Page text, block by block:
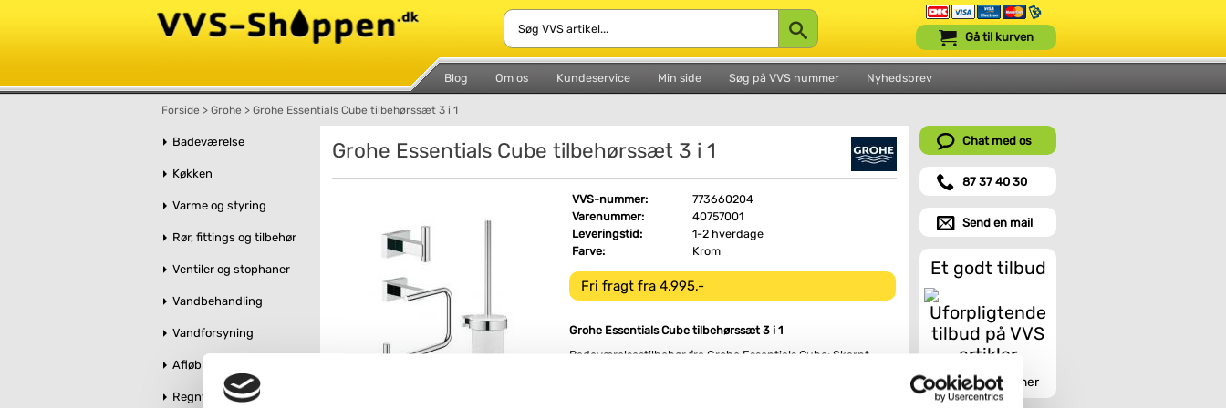
Blog Om os Kundeservice Min side Søg på VVS nummer Nyhedsbrev
Gå til kurven
Forside > Grohe > Grohe Essentials Cube tilbehørssæt 3 i 1
Badeværelse
Køkken
Varme og styring
Rør, fittings og tilbehør
Ventiler og stophaner
Vandbehandling
Vandforsyning
Afløb og kloak
Regnvandshåndtering
Grohe Essentials Cube tilbehørssæt 3 i 1
VVS-nummer:
773660204
Varenummer:
40757001
Leveringstid:
1-2 hverdage
Farve:
Krom
Fri fragt fra 4.995,-
Grohe Essentials Cube tilbehørssæt 3 i 1
Badeværelsestilbehør fra Grohe Essentials Cube: Skarpt,
Chat med os
87 37 40 30
Send en mail
Et godt tilbud
Indhent tilbud her